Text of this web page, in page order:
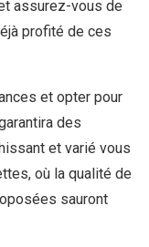
assurez-vous de
profité de ces
et opter pour
des
et varié vous
où la qualité de
sauront